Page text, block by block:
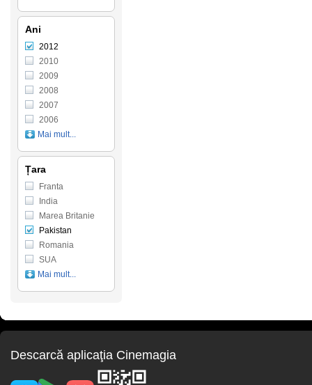
Ani
2012
2010
2009
2008
2007
2006
Mai mult...
Țara
Franta
India
Marea Britanie
Pakistan
Romania
SUA
Mai mult...
Descarcă aplicaţia Cinemagia